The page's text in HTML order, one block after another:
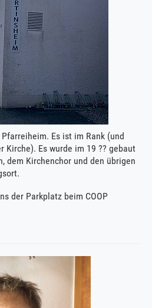
Es ist im Rank (und
Kirche). Es wurde im 19 ?? gebaut
dem Kirchenchor und den übrigen
der Parkplatz beim COOP